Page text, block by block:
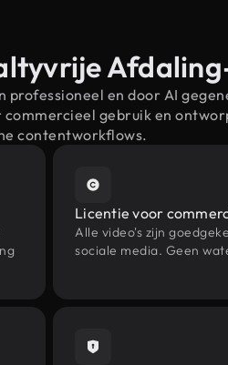
professioneel en door AI
gebruik en
contentworkflows.
Licentie voor
Alle video's zijn
sociale media. Geen